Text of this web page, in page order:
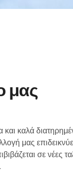
μας
καλά
μας
σε νέες